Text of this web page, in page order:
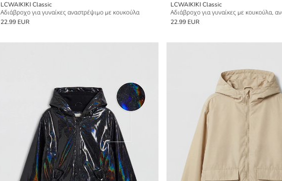
LCWAIKIKI Classic
Αδιάβροχο για γυναίκες αναστρέψιμο με κουκούλα
22.99 EUR
LCWAIKIKI Classic
Αδιάβροχο για γυναίκες με κουκούλα,
22.99 EUR